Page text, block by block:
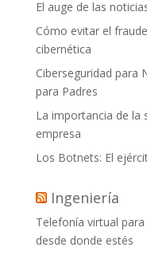
El auge de las
Cómo evitar el
cibernética
Ciberseguridad para
para Padres
La importancia de la
empresa
Los Botnets: El
Ingeniería
Telefonía virtual
desde donde estés